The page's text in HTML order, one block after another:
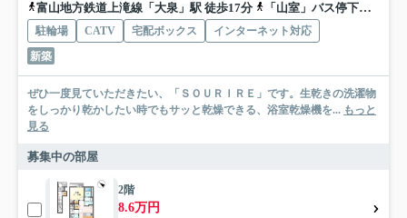
富山地方鉄道上滝線「大泉」駅 徒歩17分
「山室」バス停下車 徒歩3分
駐輪場 CATV 宅配ボックス
インターネット対応
新築
ぜひ一度見ていただきたい、「ＳＯＵＲＩＲＥ」です。生乾きの洗濯物
をしっかり乾かしたい時でもサッと乾燥できる、浴室乾燥機を... もっと
見る
募集中の部屋
2階
8.6万円